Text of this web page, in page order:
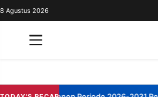
REDAKSI
8 Agustus 2026